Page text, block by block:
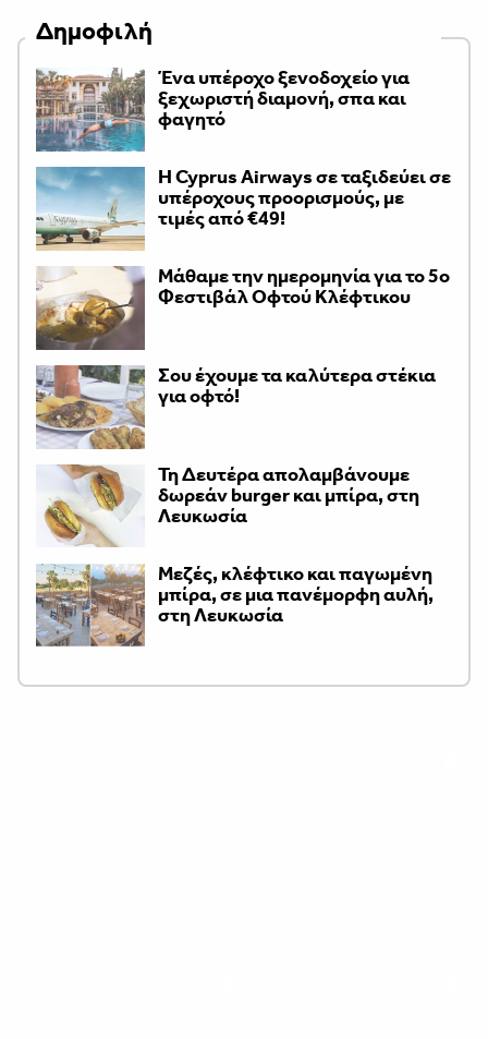
Δημοφιλή
Ένα υπέροχο ξενοδοχείο για
ξεχωριστή διαμονή, σπα και
φαγητό
H Cyprus Airways σε ταξιδεύει σε
υπέροχους προορισμούς, με
τιμές από €49!
Μάθαμε την ημερομηνία για το 5ο
Φεστιβάλ Οφτού Κλέφτικου
Σου έχουμε τα καλύτερα στέκια
για οφτό!
Τη Δευτέρα απολαμβάνουμε
δωρεάν burger και μπίρα, στη
Λευκωσία
Μεζές, κλέφτικο και παγωμένη
μπίρα, σε μια πανέμορφη αυλή,
στη Λευκωσία